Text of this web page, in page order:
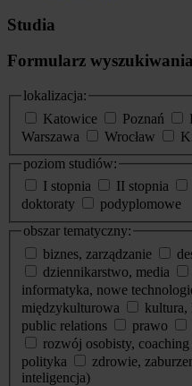
Studia
Formularz
lokalizacja:
Katowice
Poznań
Warszawa
Wrocław
poziom studiów:
I stopnia
II stopnia
doktoraty
podyplomowe
obszar tematyczny:
biznes, zarządzanie
dziennikarstwo, media
informatyka, nowe
międzykulturowa
kultura,
public relations
prawo
rozwój osobisty, coaching
polityka
zdrowie,
inteligencja)